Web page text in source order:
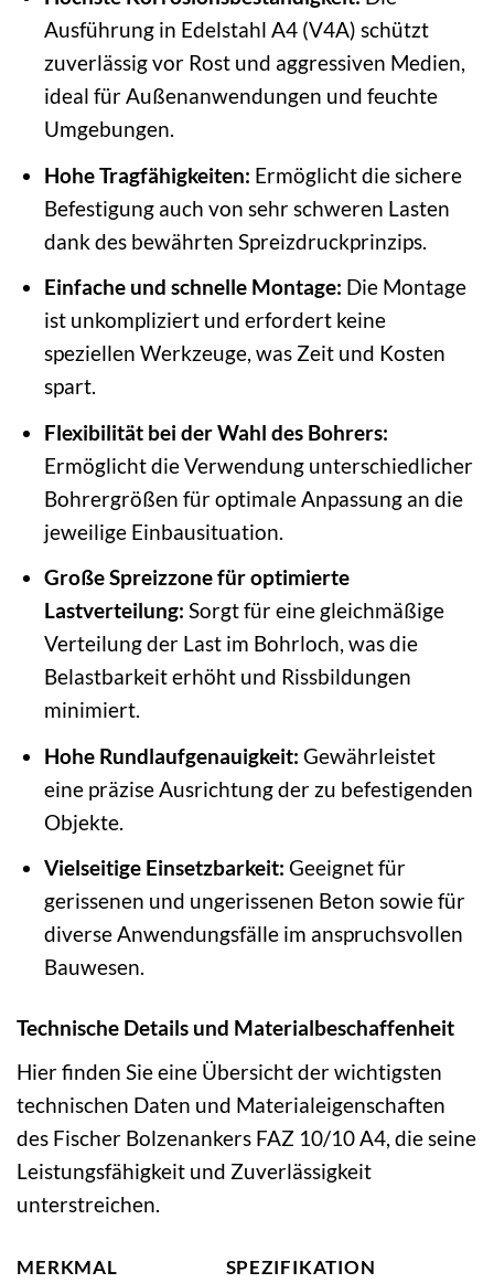
Ausführung in Edelstahl A4 (V4A) schützt
zuverlässig vor Rost und aggressiven Medien,
ideal für Außenanwendungen und feuchte
Umgebungen.
Hohe Tragfähigkeiten: Ermöglicht die sichere
Befestigung auch von sehr schweren Lasten
dank des bewährten Spreizdruckprinzips.
Einfache und schnelle Montage: Die Montage
ist unkompliziert und erfordert keine
speziellen Werkzeuge, was Zeit und Kosten
spart.
Flexibilität bei der Wahl des Bohrers:
Ermöglicht die Verwendung unterschiedlicher
Bohrergrößen für optimale Anpassung an die
jeweilige Einbausituation.
Große Spreizzone für optimierte
Lastverteilung: Sorgt für eine gleichmäßige
Verteilung der Last im Bohrloch, was die
Belastbarkeit erhöht und Rissbildungen
minimiert.
Hohe Rundlaufgenauigkeit: Gewährleistet
eine präzise Ausrichtung der zu befestigenden
Objekte.
Vielseitige Einsetzbarkeit: Geeignet für
gerissenen und ungerissenen Beton sowie für
diverse Anwendungsfälle im anspruchsvollen
Bauwesen.
Technische Details und Materialbeschaffenheit
Hier finden Sie eine Übersicht der wichtigsten
technischen Daten und Materialeigenschaften
des Fischer Bolzenankers FAZ 10/10 A4, die seine
Leistungsfähigkeit und Zuverlässigkeit
unterstreichen.
MERKMAL
SPEZIFIKATION